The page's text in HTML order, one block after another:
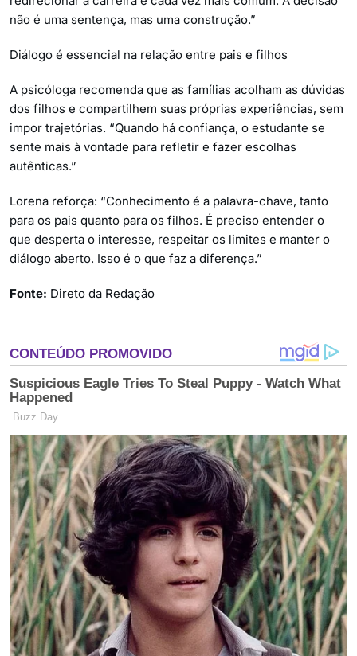
não é uma sentença, mas uma construção.”
Diálogo é essencial na relação entre pais e filhos
A psicóloga recomenda que as famílias acolham as dúvidas
dos filhos e compartilhem suas próprias experiências, sem
impor trajetórias. “Quando há confiança, o estudante se
sente mais à vontade para refletir e fazer escolhas
autênticas.”
Lorena reforça: “Conhecimento é a palavra-chave, tanto
para os pais quanto para os filhos. É preciso entender o
que desperta o interesse, respeitar os limites e manter o
diálogo aberto. Isso é o que faz a diferença.”
Fonte: Direto da Redação